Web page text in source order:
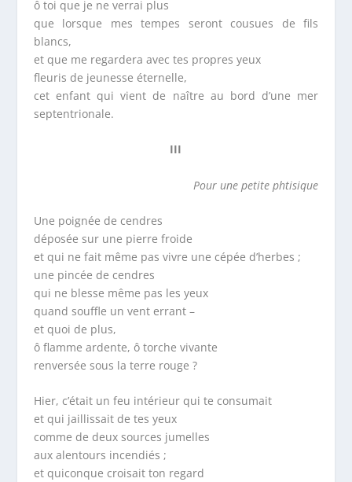
ô toi que je ne verrai plus
que lorsque mes tempes seront cousues de fils
blancs,
et que me regardera avec tes propres yeux
fleuris de jeunesse éternelle,
cet enfant qui vient de naître au bord d’une mer
septentrionale.
III
Pour une petite phtisique
Une poignée de cendres
déposée sur une pierre froide
et qui ne fait même pas vivre une cépée d’herbes ;
une pincée de cendres
qui ne blesse même pas les yeux
quand souffle un vent errant –
et quoi de plus,
ô flamme ardente, ô torche vivante
renversée sous la terre rouge ?
Hier, c’était un feu intérieur qui te consumait
et qui jaillissait de tes yeux
comme de deux sources jumelles
aux alentours incendiés ;
et quiconque croisait ton regard